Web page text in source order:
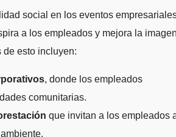
social en los eventos
a los empleados y mejora la
de esto incluyen:
, donde los empleados
comunitarias.
que invitan a los empleados